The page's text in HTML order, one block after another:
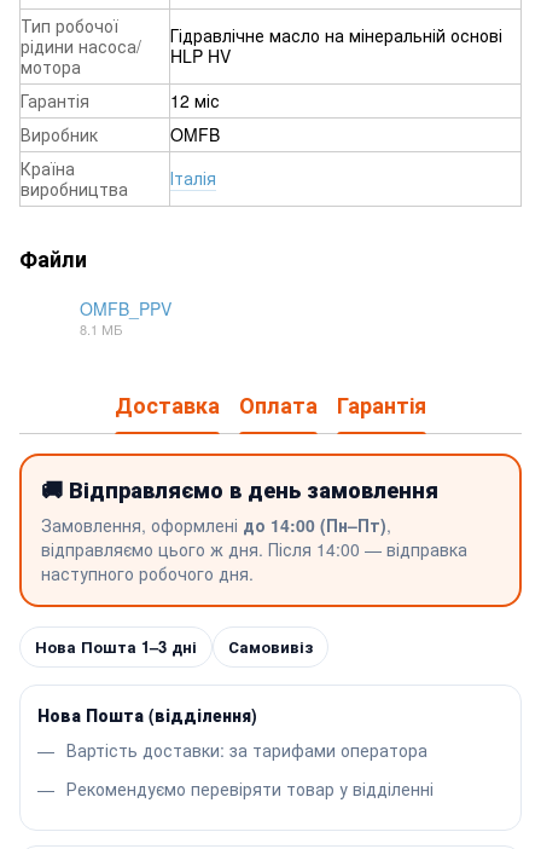
Тип робочої
рідини насоса/
мотора
Гідравлічне масло на мінеральній основі
HLP HV
Гарантія
12 міс
Виробник
OMFB
Країна
виробництва
Італія
Файли
OMFB_PPV
8.1 МБ
Доставка Оплата Гарантія
🚚 Відправляємо в день замовлення
Замовлення, оформлені до 14:00 (Пн–Пт),
відправляємо цього ж дня. Після 14:00 — відправка
наступного робочого дня.
Нова Пошта 1–3 дні Самовивіз
Нова Пошта (відділення)
Вартість доставки: за тарифами оператора
Рекомендуємо перевіряти товар у відділенні